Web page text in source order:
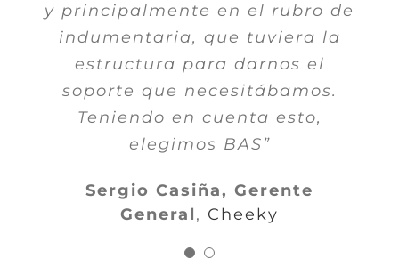
y principalmente en el rubro de
indumentaria, que tuviera la
estructura para darnos el
soporte que necesitábamos.
Teniendo en cuenta esto,
elegimos BAS”
Sergio Casiña, Gerente
General, Cheeky
trazabilidad de la información.
La trazabilidad era algo que
necesitábamos no solamente
para la integridad sino
también para la consistencia,
para poder tener un
de todos los procesos, de todas
las operaciones”.”